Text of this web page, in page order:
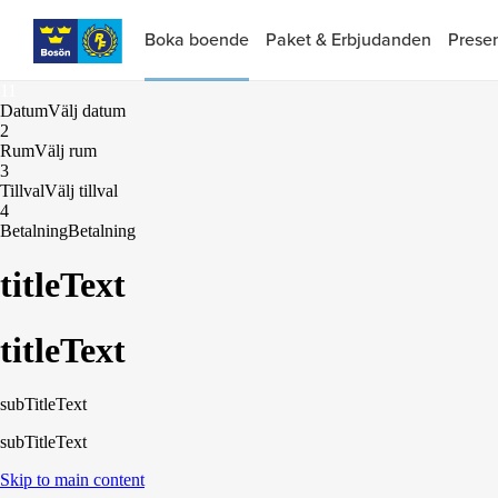
Boka boende Paket & Erbjudanden
DatumVälj datum
2
RumVälj rum
3
TillvalVälj tillval
4
BetalningBetalning
titleText
titleText
subTitleText
subTitleText
Skip to main content